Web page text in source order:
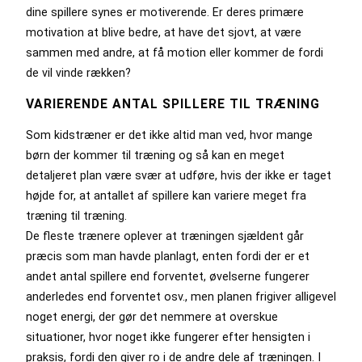
dine spillere synes er motiverende. Er deres primære
motivation at blive bedre, at have det sjovt, at være
sammen med andre, at få motion eller kommer de fordi
de vil vinde rækken?
VARIERENDE ANTAL SPILLERE TIL TRÆNING
Som kidstræner er det ikke altid man ved, hvor mange
børn der kommer til træning og så kan en meget
detaljeret plan være svær at udføre, hvis der ikke er taget
højde for, at antallet af spillere kan variere meget fra
træning til træning.
De fleste trænere oplever at træningen sjældent går
præcis som man havde planlagt, enten fordi der er et
andet antal spillere end forventet, øvelserne fungerer
anderledes end forventet osv., men planen frigiver alligevel
noget energi, der gør det nemmere at overskue
situationer, hvor noget ikke fungerer efter hensigten i
praksis, fordi den giver ro i de andre dele af træningen. I